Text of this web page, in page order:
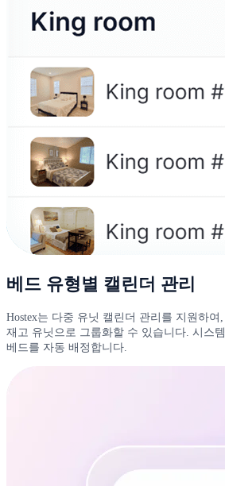
베드 유형별 캘린더 관리
Hostex는 다중 유닛 캘린더 관리를 지원하
재고 유닛으로 그룹화할 수 있습니다. 시스
베드를 자동 배정합니다.